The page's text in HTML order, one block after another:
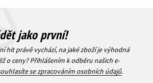
jako první!
hit právě vychází, na jaké zboží je výhodná
o ceny? Přihlášením k odběru našich e-
se zpracováním osobních údajů.